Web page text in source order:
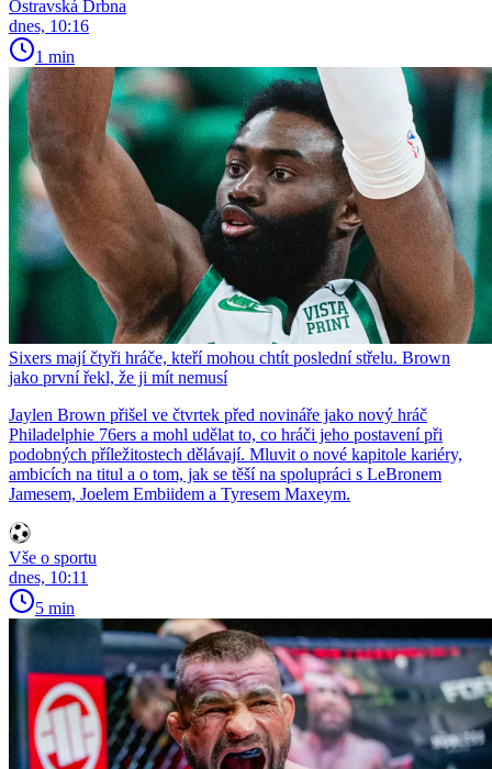
Ostravská Drbna
dnes, 10:16
1 min
Sixers mají čtyři hráče, kteří mohou chtít poslední střelu. Brown
jako první řekl, že ji mít nemusí
Jaylen Brown přišel ve čtvrtek před novináře jako nový hráč
Philadelphie 76ers a mohl udělat to, co hráči jeho postavení při
podobných příležitostech dělávají. Mluvit o nové kapitole kariéry,
ambicích na titul a o tom, jak se těší na spolupráci s LeBronem
Jamesem, Joelem Embiidem a Tyresem Maxeym.
Vše o sportu
dnes, 10:11
5 min